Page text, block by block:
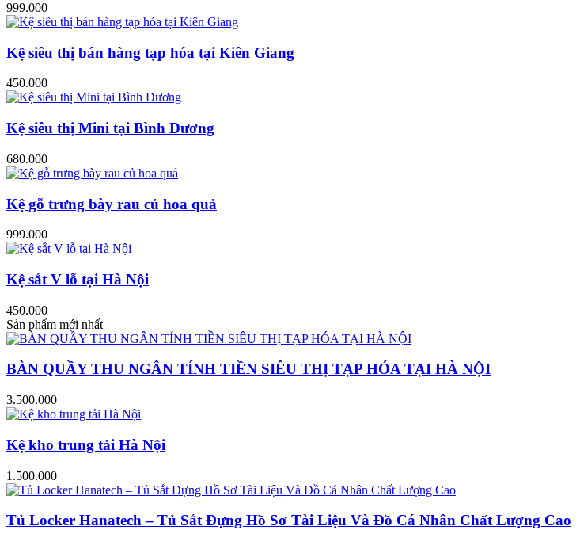
999.000
Kệ siêu thị bán hàng tạp hóa tại Kiên Giang
450.000
Kệ siêu thị Mini tại Bình Dương
680.000
Kệ gỗ trưng bày rau củ hoa quả
999.000
Kệ sắt V lỗ tại Hà Nội
450.000
Sản phẩm mới nhất
BÀN QUẦY THU NGÂN TÍNH TIỀN SIÊU THỊ TẠP HÓA TẠI HÀ NỘI
3.500.000
Kệ kho trung tải Hà Nội
1.500.000
Tủ Locker Hanatech – Tủ Sắt Đựng Hồ Sơ Tài Liệu Và Đồ Cá Nhân Chất Lượng Cao